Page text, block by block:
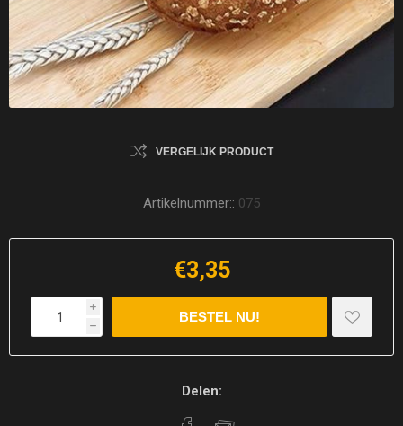
VERGELIJK PRODUCT
Artikelnummer:: 075
€3,35
i
h
Delen: